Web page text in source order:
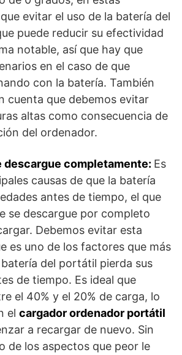
evitar el uso de la batería del
puede reducir su efectividad
notable, así que hay que
en el caso de que
con la batería. También
cuenta que debemos evitar
altas como consecuencia de
del ordenador.
descargue completamente: Es
causas de que la batería
antes de tiempo, el que
se descargue por completo
Debemos evitar esta
es uno de los factores que más
del portátil pierda sus
de tiempo. Es ideal que
el 40% y el 20% de carga, lo
el cargador ordenador portátil
a recargar de nuevo. Sin
de los aspectos que peor le